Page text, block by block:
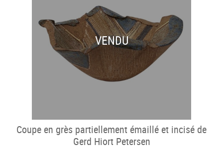
VENDU
Coupe en grès partiellement émaillé et incisé de
Gerd Hiort Petersen